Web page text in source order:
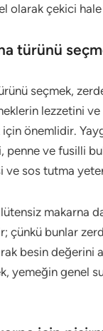
olarak çekici
türünü
seçmek,
lezzetini
önemlidir.
penne ve fusilli
ve sos tutma
makarna
çünkü bunlar
besin değerini
yemeğin genel